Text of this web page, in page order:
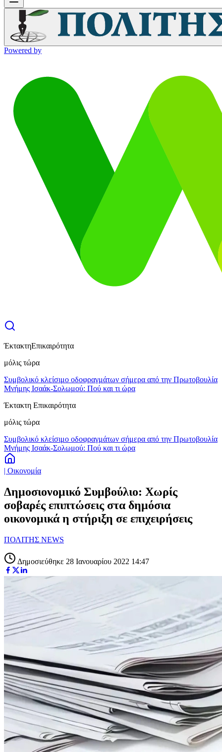
Powered by
ΈκτακτηΕπικαιρότητα
μόλις τώρα
Συμβολικό κλείσιμο οδοφραγμάτων σήμερα από την Πρωτοβουλία
Μνήμης Ισαάκ-Σολωμού: Πού και τι ώρα
Έκτακτη Επικαιρότητα
μόλις τώρα
Συμβολικό κλείσιμο οδοφραγμάτων σήμερα από την Πρωτοβουλία
Μνήμης Ισαάκ-Σολωμού: Πού και τι ώρα
| Οικονομία
Δημοσιονομικό Συμβούλιο: Χωρίς
σοβαρές επιπτώσεις στα δημόσια
οικονομικά η στήριξη σε επιχειρήσεις
ΠΟΛΙΤΗΣ NEWS
Δημοσιεύθηκε 28 Ιανουαρίου 2022 14:47